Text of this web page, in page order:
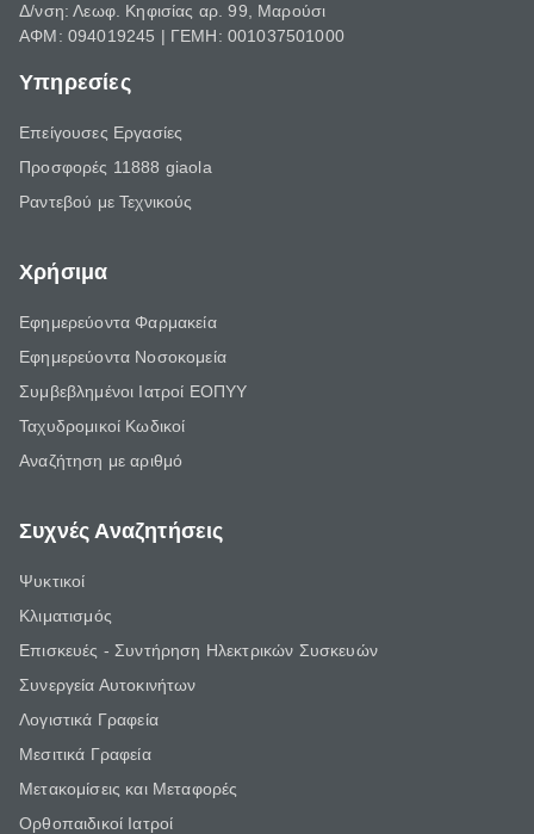
Δ/νση: Λεωφ. Κηφισίας αρ. 99, Μαρούσι
ΑΦΜ: 094019245 | ΓΕΜΗ: 001037501000
Υπηρεσίες
Επείγουσες Εργασίες
Προσφορές 11888 giaola
Ραντεβού με Τεχνικούς
Χρήσιμα
Εφημερεύοντα Φαρμακεία
Εφημερεύοντα Νοσοκομεία
Συμβεβλημένοι Ιατροί ΕΟΠΥΥ
Ταχυδρομικοί Κωδικοί
Αναζήτηση με αριθμό
Συχνές Αναζητήσεις
Ψυκτικοί
Κλιματισμός
Επισκευές - Συντήρηση Ηλεκτρικών Συσκευών
Συνεργεία Αυτοκινήτων
Λογιστικά Γραφεία
Μεσιτικά Γραφεία
Μετακομίσεις και Μεταφορές
Ορθοπαιδικοί Ιατροί